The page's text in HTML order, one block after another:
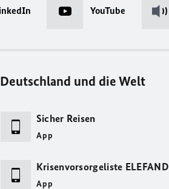
YouTube
Deutschland und die Welt
Sicher Reisen
App
Krisenvorsorgeliste ELEFAND
App